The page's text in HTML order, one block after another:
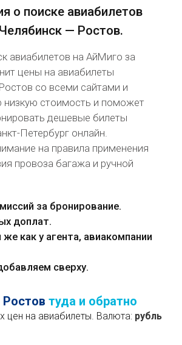
о поиске авиабилетов
— Ростов.
авиабилетов на АйМиго за
цены на авиабилеты
со всеми сайтами и
низкую стоимость и поможет
дешевые билеты
Петербург онлайн.
на правила применения
провоза багажа и ручной
за бронирование.
доплат.
же как у агента, авиакомпании
сверху.
туда и обратно
цен на авиабилеты. Валюта: рубль